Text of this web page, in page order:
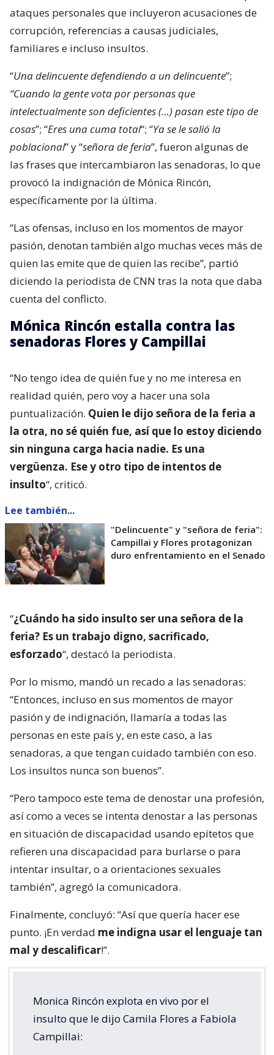
ataques personales que incluyeron acusaciones de
corrupción, referencias a causas judiciales,
familiares e incluso insultos.
“Una delincuente defendiendo a un delincuente”;
“Cuando la gente vota por personas que
intelectualmente son deficientes (…) pasan este tipo de
cosas”; “Eres una cuma total“; “Ya se le salió la
poblacional” y “señora de feria”, fueron algunas de
las frases que intercambiaron las senadoras, lo que
provocó la indignación de Mónica Rincón,
específicamente por la última.
“Las ofensas, incluso en los momentos de mayor
pasión, denotan también algo muchas veces más de
quien las emite que de quien las recibe”, partió
diciendo la periodista de CNN tras la nota que daba
cuenta del conflicto.
Mónica Rincón estalla contra las
senadoras Flores y Campillai
“No tengo idea de quién fue y no me interesa en
realidad quién, pero voy a hacer una sola
puntualización. Quien le dijo señora de la feria a
la otra, no sé quién fue, así que lo estoy diciendo
sin ninguna carga hacia nadie. Es una
vergüenza. Ese y otro tipo de intentos de
insulto“, criticó.
Lee también...
"Delincuente" y "señora de feria":
Campillai y Flores protagonizan
duro enfrentamiento en el Senado
“¿Cuándo ha sido insulto ser una señora de la
feria? Es un trabajo digno, sacrificado,
esforzado“, destacó la periodista.
Por lo mismo, mandó un recado a las senadoras:
“Entonces, incluso en sus momentos de mayor
pasión y de indignación, llamaría a todas las
personas en este país y, en este caso, a las
senadoras, a que tengan cuidado también con eso.
Los insultos nunca son buenos”.
“Pero tampoco este tema de denostar una profesión,
así como a veces se intenta denostar a las personas
en situación de discapacidad usando epítetos que
refieren una discapacidad para burlarse o para
intentar insultar, o a orientaciones sexuales
también”, agregó la comunicadora.
Finalmente, concluyó: “Así que quería hacer ese
punto. ¡En verdad me indigna usar el lenguaje tan
mal y descalificar!”.
Monica Rincón explota en vivo por el
insulto que le dijo Camila Flores a Fabiola
Campillai: